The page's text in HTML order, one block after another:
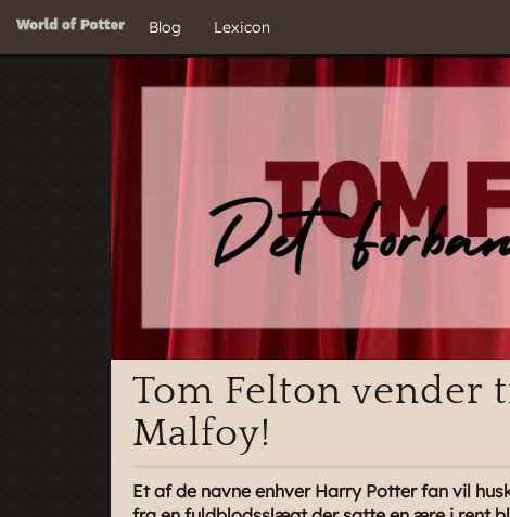
Blog Lexicon
Tom Felton vender
Malfoy!
Et af de navne enhver Harry Potter fan vil